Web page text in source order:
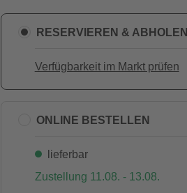
RESERVIEREN & ABHOLEN
Verfügbarkeit im Markt prüfen
ONLINE BESTELLEN
lieferbar
Zustellung 11.08. - 13.08.